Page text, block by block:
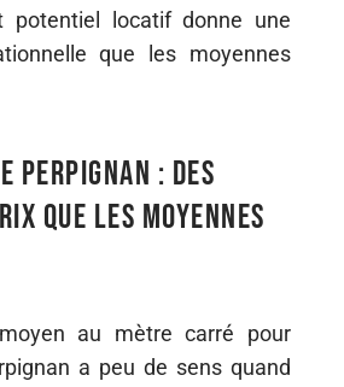
potentiel locatif donne une
que les moyennes
Perpignan : des
que les moyennes
au mètre carré pour
a peu de sens quand